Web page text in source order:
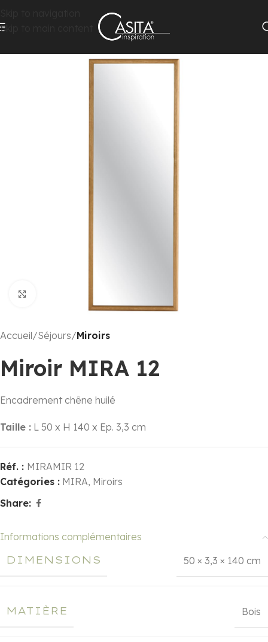
Skip to main content
Accueil Séjours Miroirs
Miroir MIRA 12
Encadrement chêne huilé
Taille : L 50 x H 140 x Ep. 3,3 cm
Réf. : MIRAMIR 12
Catégories : MIRA, Miroirs
Share:
Informations complémentaires
DIMENSIONS
50 × 3,3 × 140 cm
MATIÈRE Bois